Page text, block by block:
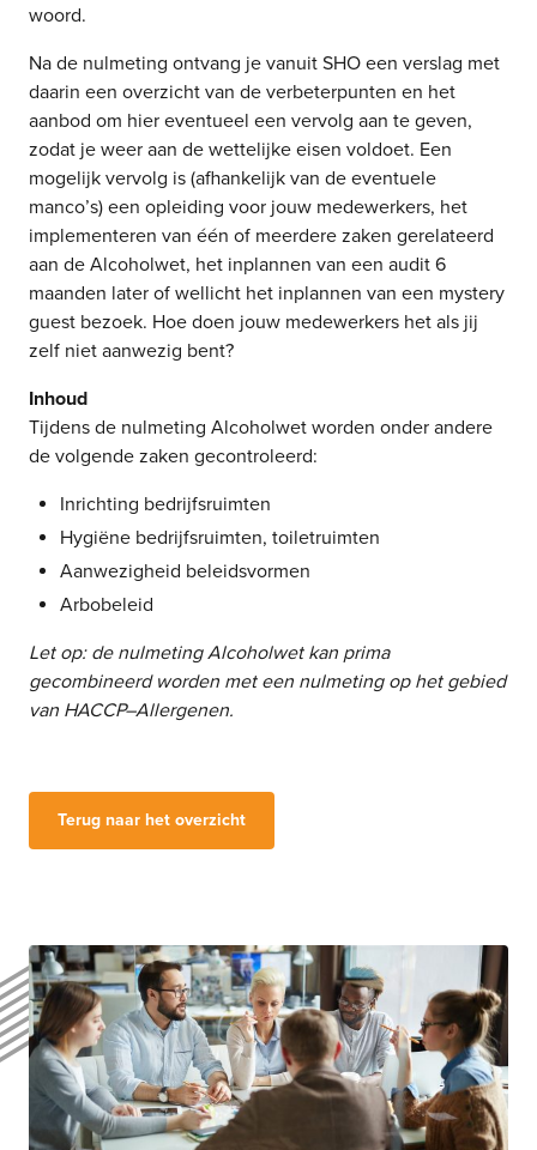
woord.
Na de nulmeting ontvang je vanuit SHO een verslag met
daarin een overzicht van de verbeterpunten en het
aanbod om hier eventueel een vervolg aan te geven,
zodat je weer aan de wettelijke eisen voldoet. Een
mogelijk vervolg is (afhankelijk van de eventuele
manco’s) een opleiding voor jouw medewerkers, het
implementeren van één of meerdere zaken gerelateerd
aan de Alcoholwet, het inplannen van een audit 6
maanden later of wellicht het inplannen van een mystery
guest bezoek. Hoe doen jouw medewerkers het als jij
zelf niet aanwezig bent?
Inhoud
Tijdens de nulmeting Alcoholwet worden onder andere
de volgende zaken gecontroleerd:
Inrichting bedrijfsruimten
Hygiëne bedrijfsruimten, toiletruimten
Aanwezigheid beleidsvormen
Arbobeleid
Let op: de nulmeting Alcoholwet kan prima
gecombineerd worden met een nulmeting op het gebied
van HACCP–Allergenen.
Terug naar het overzicht